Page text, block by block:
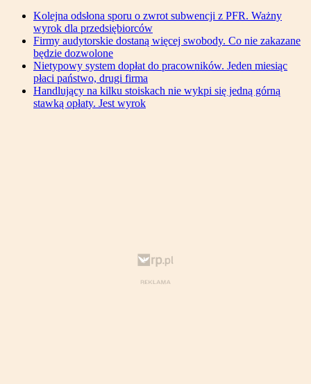
Kolejna odsłona sporu o zwrot subwencji z PFR. Ważny
wyrok dla przedsiębiorców
Firmy audytorskie dostaną więcej swobody. Co nie zakazane
będzie dozwolone
Nietypowy system dopłat do pracowników. Jeden miesiąc
płaci państwo, drugi firma
Handlujący na kilku stoiskach nie wykpi się jedną górną
stawką opłaty. Jest wyrok